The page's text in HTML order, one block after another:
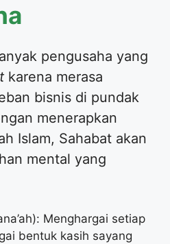
pengusaha yang
karena merasa
bisnis di pundak
menerapkan
Islam, Sahabat akan
mental yang
Menghargai setiap
bentuk kasih sayang